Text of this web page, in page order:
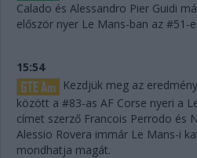
Calado és Alessandro Pier Guidi
először nyer Le Mans-ban az #51-
15:54
Kezdjük meg az
között a #83-as AF Corse nyeri a
címet szerző Francois Perrodo és
Alessio Rovera immár Le Mans-i
mondhatja magát.